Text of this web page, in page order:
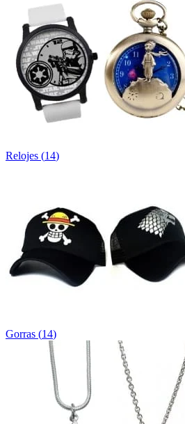
Relojes (14)
Gorras (14)